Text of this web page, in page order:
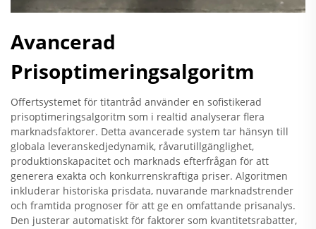
Avancerad
Prisoptimeringsalgoritm
Offertsystemet för titantråd använder en sofistikerad
prisoptimeringsalgoritm som i realtid analyserar flera
marknadsfaktorer. Detta avancerade system tar hänsyn till
globala leveranskedjedynamik, råvarutillgänglighet,
produktionskapacitet och marknads efterfrågan för att
generera exakta och konkurrenskraftiga priser. Algoritmen
inkluderar historiska prisdata, nuvarande marknadstrender
och framtida prognoser för att ge en omfattande prisanalys.
Den justerar automatiskt för faktorer som kvantitetsrabatter,